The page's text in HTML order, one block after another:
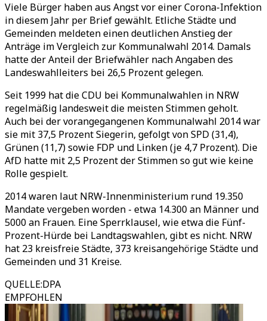
Viele Bürger haben aus Angst vor einer Corona-Infektion
in diesem Jahr per Brief gewählt. Etliche Städte und
Gemeinden meldeten einen deutlichen Anstieg der
Anträge im Vergleich zur Kommunalwahl 2014. Damals
hatte der Anteil der Briefwähler nach Angaben des
Landeswahlleiters bei 26,5 Prozent gelegen.
Seit 1999 hat die CDU bei Kommunalwahlen in NRW
regelmäßig landesweit die meisten Stimmen geholt.
Auch bei der vorangegangenen Kommunalwahl 2014 war
sie mit 37,5 Prozent Siegerin, gefolgt von SPD (31,4),
Grünen (11,7) sowie FDP und Linken (je 4,7 Prozent). Die
AfD hatte mit 2,5 Prozent der Stimmen so gut wie keine
Rolle gespielt.
2014 waren laut NRW-Innenministerium rund 19.350
Mandate vergeben worden - etwa 14.300 an Männer und
5000 an Frauen. Eine Sperrklausel, wie etwa die Fünf-
Prozent-Hürde bei Landtagswahlen, gibt es nicht. NRW
hat 23 kreisfreie Städte, 373 kreisangehörige Städte und
Gemeinden und 31 Kreise.
QUELLE:DPA
EMPFOHLEN